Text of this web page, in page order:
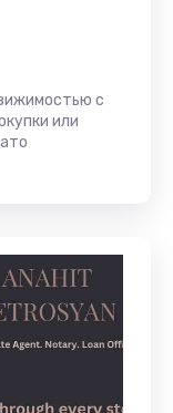
с
или